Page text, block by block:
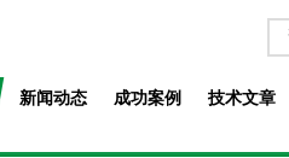
新闻动态 成功案例 技术文章